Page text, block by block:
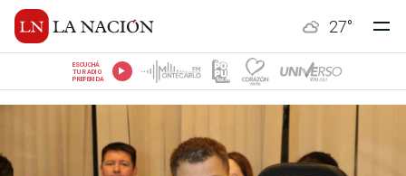
27°
ESCUCHÁ
TU RADIO
PREFERIDA